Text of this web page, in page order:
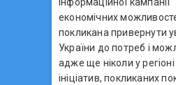
інформаційної кампанії
економічних
покликана привернути
України до потреб і
адже ще ніколи у
ініціатив, покликаних